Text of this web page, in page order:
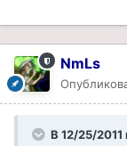
NmLs
В 12/25/2011